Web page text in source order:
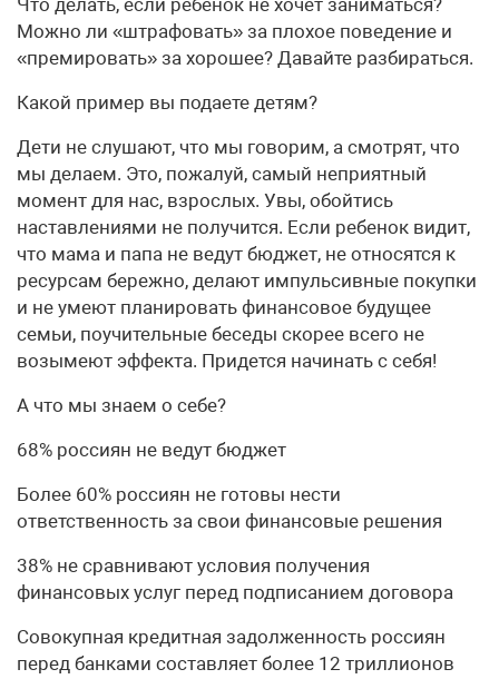
Что делать, если ребенок не хочет заниматься?
Можно ли «штрафовать» за плохое поведение и
«премировать» за хорошее? Давайте разбираться.
Какой пример вы подаете детям?
Дети не слушают, что мы говорим, а смотрят, что
мы делаем. Это, пожалуй, самый неприятный
момент для нас, взрослых. Увы, обойтись
наставлениями не получится. Если ребенок видит,
что мама и папа не ведут бюджет, не относятся к
ресурсам бережно, делают импульсивные покупки
и не умеют планировать финансовое будущее
семьи, поучительные беседы скорее всего не
возымеют эффекта. Придется начинать с себя!
А что мы знаем о себе?
68% россиян не ведут бюджет
Более 60% россиян не готовы нести
ответственность за свои финансовые решения
38% не сравнивают условия получения
финансовых услуг перед подписанием договора
Совокупная кредитная задолженность россиян
перед банками составляет более 12 триллионов